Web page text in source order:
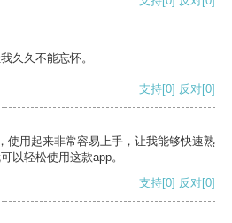
久久不能忘怀。
支持[0] 反对[0]
使用起来非常容易上手，让我能够快速熟
以轻松使用这款app。
支持[0] 反对[0]